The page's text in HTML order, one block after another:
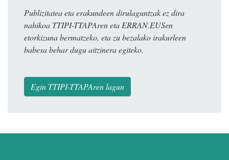
Publizitatea eta erakundeen dirulaguntzak ez dira
nahikoa TTIPI-TTAPAren eta ERRAN.EUSen
etorkizuna bermatzeko, eta zu bezalako irakurleen
babesa behar dugu aitzinera egiteko.
Egin TTIPI-TTAPAren lagun